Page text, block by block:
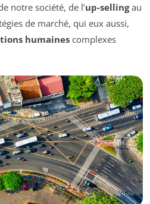
notre société, de l’up-sellingau
de marché, qui eux aussi,
humaines complexes